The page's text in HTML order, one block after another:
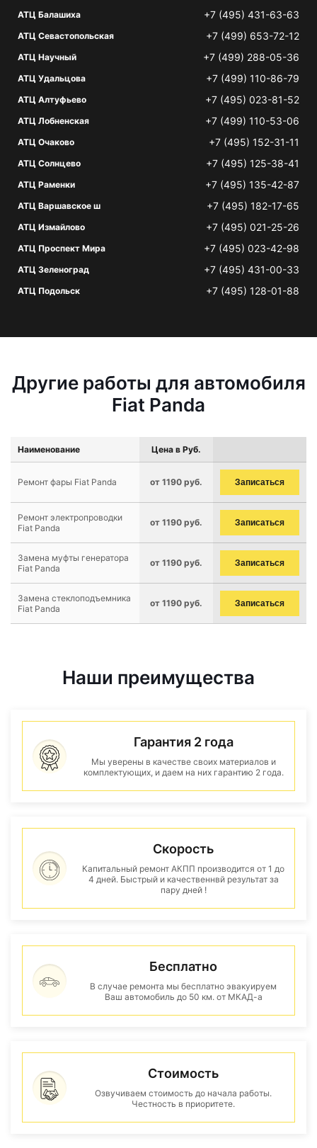
АТЦ Балашиха +7 (495) 431-63-63
АТЦ Севастопольская +7 (499) 653-72-12
АТЦ Научный +7 (499) 288-05-36
АТЦ Удальцова +7 (499) 110-86-79
АТЦ Алтуфьево +7 (495) 023-81-52
АТЦ Лобненская +7 (499) 110-53-06
АТЦ Очаково +7 (495) 152-31-11
АТЦ Солнцево +7 (495) 125-38-41
АТЦ Раменки +7 (495) 135-42-87
АТЦ Варшавское ш +7 (495) 182-17-65
АТЦ Измайлово +7 (495) 021-25-26
АТЦ Проспект Мира +7 (495) 023-42-98
АТЦ Зеленоград +7 (495) 431-00-33
АТЦ Подольск +7 (495) 128-01-88
Другие работы для автомобиля
Fiat Panda
Наименование Цена в Руб.
Ремонт фары Fiat Panda от 1190 руб. Записаться
Ремонт электропроводки
Fiat Panda
от 1190 руб. Записаться
Замена муфты генератора
Fiat Panda
от 1190 руб. Записаться
Замена стеклоподъемника
Fiat Panda
от 1190 руб. Записаться
Наши преимущества
Гарантия 2 года
Мы уверены в качестве своих материалов и
комплектующих, и даем на них гарантию 2 года.
Скорость
Капитальный ремонт АКПП производится от 1 до
4 дней. Быстрый и качественнвй результат за
пару дней !
Бесплатно
В случае ремонта мы бесплатно эвакуируем
Ваш автомобиль до 50 км. от МКАД-а
Стоимость
Озвучиваем стоимость до начала работы.
Честность в приоритете.